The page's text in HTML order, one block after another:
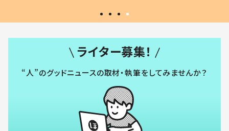
ライター募集！
“人”のグッドニュースの取材・執筆をしてみませんか？